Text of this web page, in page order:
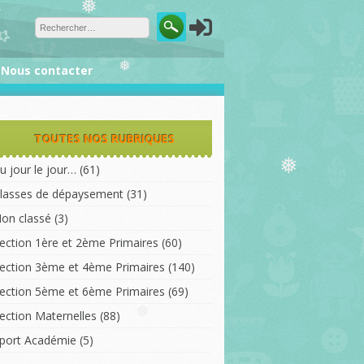
❅
❅
❅
❅
Nous contacter
TOUTES NOS RUBRIQUES
jour le jour… (61)
de dépaysement (31)
classé (3)
1ère et 2ème Primaires (60)
3ème et 4ème Primaires (140)
5ème et 6ème Primaires (69)
Maternelles (88)
Académie (5)